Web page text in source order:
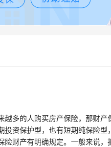
越多的人购买房产保险，那财
投资保护型，也有短期纯保险
险财产有明确规定。一般来说